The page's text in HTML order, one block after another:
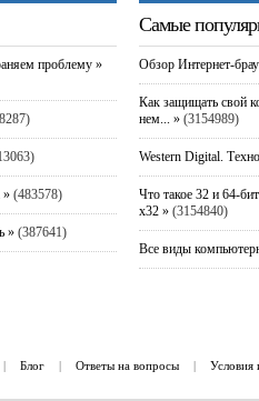
проблему »
»(483578)
»(387641)
Самые
Обзор Интернет-
Как защищать свой
нем... »(3154989)
Western Digital.
Что такое 32 и 64-
x32 »(3154840)
Все виды
| Блог | Ответы на вопросы | Условия